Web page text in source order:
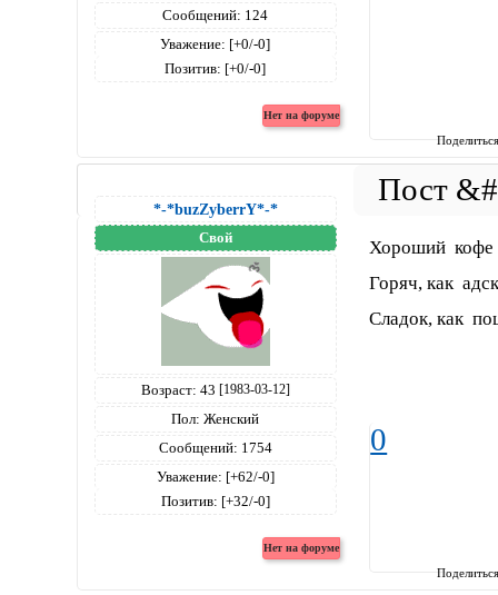
Сообщений: 124
Уважение: [+0/-0]
Позитив: [+0/-0]
*-*buzZyberrY*-*
Свой
Возраст: 43 [1983-03-12]
Пол: Женский
Сообщений: 1754
Уважение: [+62/-0]
Позитив: [+32/-0]
Хороший кофе
Горяч, как
Сладок, как
0